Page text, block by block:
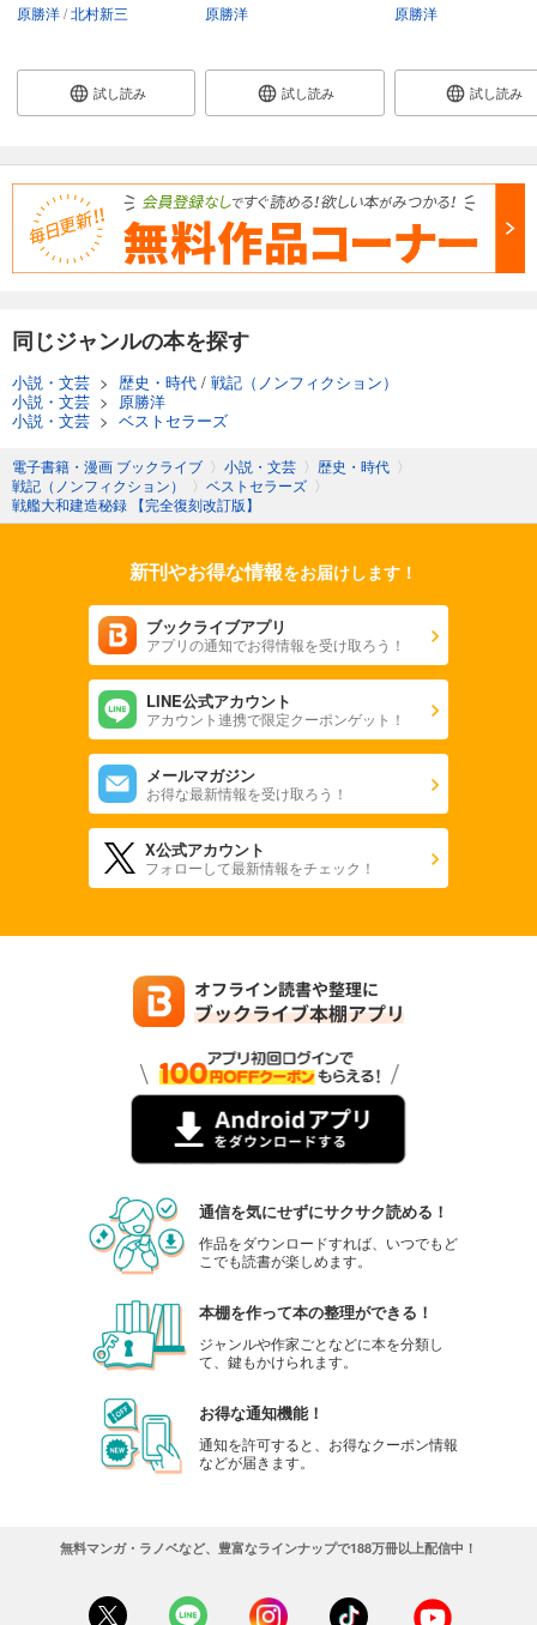
原勝洋 北村新三
試し読み
原勝洋
試し読み
原勝洋
試し読み
同じジャンルの本を探す
小説・文芸 > 歴史・時代 / 戦記（ノンフィクション）
小説・文芸 > 原勝洋
小説・文芸 > ベストセラーズ
電子書籍・漫画 ブックライブ 〉 小説・文芸 〉 歴史・時代 〉
戦記（ノンフィクション）
〉 ベストセラーズ 〉
戦艦大和建造秘録 【完全復刻改訂版】
新刊やお得な情報をお届けします！
ブックライブアプリ
アプリの通知でお得情報を受け取ろう！
LINE公式アカウント
アカウント連携で限定クーポンゲット！
メールマガジン
お得な最新情報を受け取ろう！
X公式アカウント
フォローして最新情報をチェック！
通信を気にせずにサクサク読める！
作品をダウンロードすれば、いつでもど
こでも読書が楽しめます。
本棚を作って本の整理ができる！
ジャンルや作家ごとなどに本を分類し
て、鍵もかけられます。
お得な通知機能！
通知を許可すると、お得なクーポン情報
などが届きます。
無料マンガ・ラノベなど、豊富なラインナップで188万冊以上配信中！